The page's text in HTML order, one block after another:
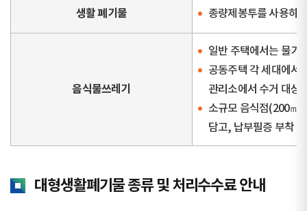
생활 폐기물 종량제봉투를 사용하
음식물쓰레기
일반 주택에서는 물기
공동주택 각 세대에서
관리소에서 수거 대상
소규모 음식점(200㎡
담고, 납부필증 부착
대형생활폐기물 종류 및 처리수수료 안내